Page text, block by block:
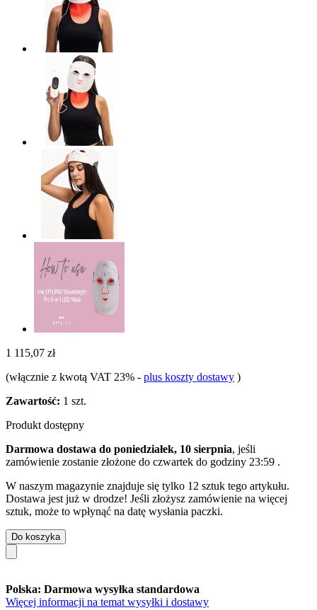
1 115,07 zł
(włącznie z kwotą VAT 23% - plus koszty dostawy )
Zawartość: 1 szt.
Produkt dostępny
Darmowa dostawa do poniedziałek, 10 sierpnia, jeśli
zamówienie zostanie złożone do czwartek do godziny 23:59 .
W naszym magazynie znajduje się tylko 12 sztuk tego artykułu.
Dostawa jest już w drodze! Jeśli złożysz zamówienie na więcej
sztuk, może to wpłynąć na datę wysłania paczki.
Do koszyka
Polska: Darmowa wysyłka standardowa
Więcej informacji na temat wysyłki i dostawy